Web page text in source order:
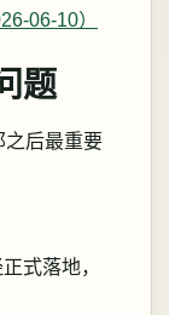
06-10）
题
之后最重要
式落地，